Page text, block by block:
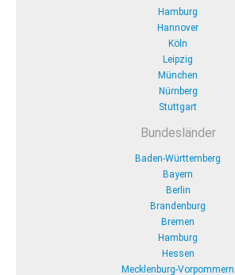
Hamburg
Hannover
Köln
Leipzig
München
Nürnberg
Stuttgart
Bundesländer
Baden-Württemberg
Bayern
Berlin
Brandenburg
Bremen
Hamburg
Hessen
Mecklenburg-Vorpommern